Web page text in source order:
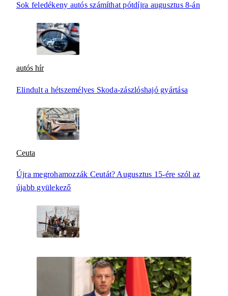
Sok feledékeny autós számíthat pótdíjra augusztus 8-án
autós hír
Elindult a hétszemélyes Skoda-zászlóshajó gyártása
Ceuta
Újra megrohamozzák Ceutát? Augusztus 15-ére szól az
újabb gyülekező